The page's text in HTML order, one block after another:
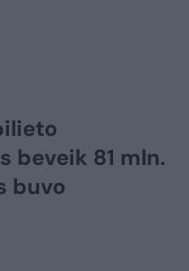
beveik 81 mln.
buvo